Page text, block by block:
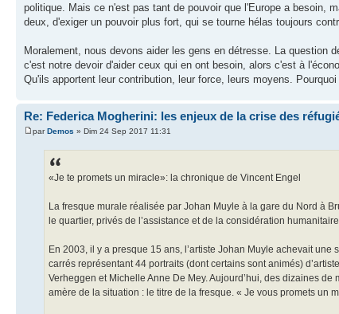
politique. Mais ce n'est pas tant de pouvoir que l'Europe a besoin,
deux, d'exiger un pouvoir plus fort, qui se tourne hélas toujours
Moralement, nous devons aider les gens en détresse. La question
c'est notre devoir d'aider ceux qui en ont besoin, alors c'est à
Qu'ils apportent leur contribution, leur force, leurs moyens.
Re: Federica Mogherini: les enjeux de la crise des
parDemos » Dim 24 Sep 2017 11:31
«Je te promets un miracle»: la chronique de Vincent Engel
La fresque murale réalisée par Johan Muyle à la gare du Nord à
le quartier, privés de l’assistance et de la considération
En 2003, il y a presque 15 ans, l’artiste Johan Muyle achevait
carrés représentant 44 portraits (dont certains sont animés)
Verheggen et Michelle Anne De Mey. Aujourd’hui, des dizaines
amère de la situation : le titre de la fresque. « Je vous promets un